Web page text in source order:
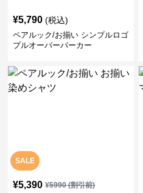
¥5,790 (税込)
ペアルック/お揃い シンプルロゴ
プルオーバーパーカー
SALE
¥5,390 ¥5990(割引前)